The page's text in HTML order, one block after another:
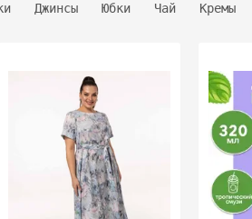
Джинсы Юбки Чай Кремы